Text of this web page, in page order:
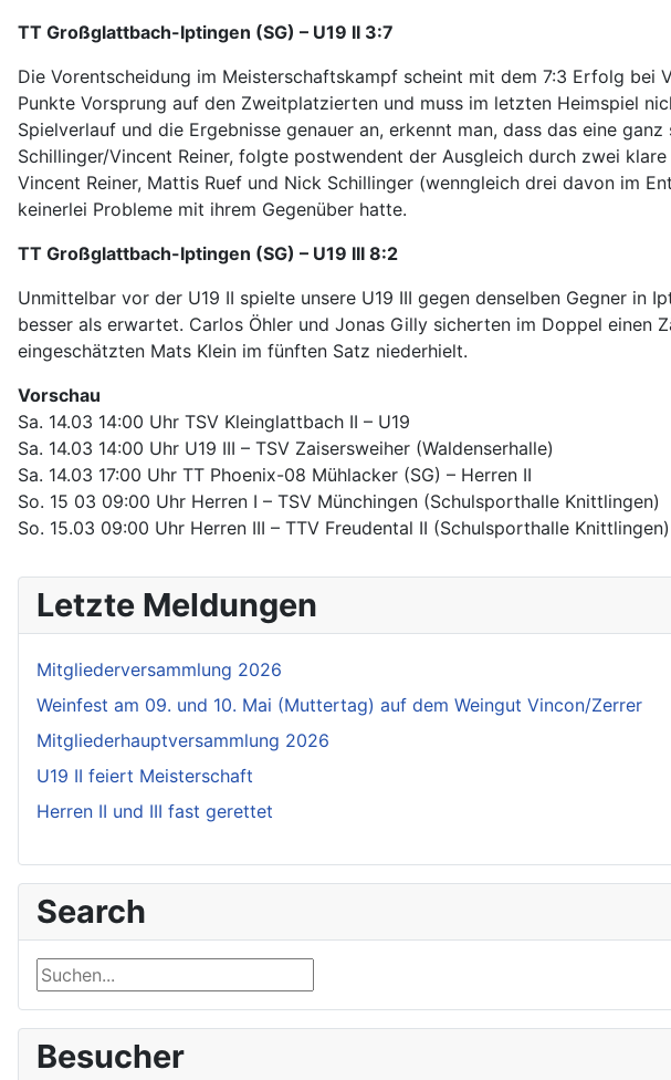
Letzte Meldungen
Mitgliederversammlung 2026
Weinfest am 09. und 10. Mai (Muttertag) auf dem Weingut Vincon/Zerrer
Mitgliederhauptversammlung 2026
U19 II feiert Meisterschaft
Herren II und III fast gerettet
Search
Suchen...
Besucher
TT Großglattbach-Iptingen (SG) – U19 II 3:7
Die Vorentscheidung im Meisterschaftskampf scheint mit dem 7:3 Erfolg
Punkte Vorsprung auf den Zweitplatzierten und muss im letzten Heimspiel
Spielverlauf und die Ergebnisse genauer an, erkennt man, dass das eine
Schillinger/Vincent Reiner, folgte postwendent der Ausgleich durch zwei
Vincent Reiner, Mattis Ruef und Nick Schillinger (wenngleich drei davon im
keinerlei Probleme mit ihrem Gegenüber hatte.
TT Großglattbach-Iptingen (SG) – U19 III 8:2
Unmittelbar vor der U19 II spielte unsere U19 III gegen denselben Gegner in
besser als erwartet. Carlos Öhler und Jonas Gilly sicherten im Doppel einen
eingeschätzten Mats Klein im fünften Satz niederhielt.
Vorschau
Sa. 14.03 14:00 Uhr TSV Kleinglattbach II – U19
Sa. 14.03 14:00 Uhr U19 III – TSV Zaisersweiher (Waldenserhalle)
Sa. 14.03 17:00 Uhr TT Phoenix-08 Mühlacker (SG) – Herren II
So. 15 03 09:00 Uhr Herren I – TSV Münchingen (Schulsporthalle Knittlingen)
So. 15.03 09:00 Uhr Herren III – TTV Freudental II (Schulsporthalle Knittlingen)